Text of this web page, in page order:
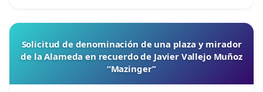
Solicitud de denominación de una plaza y mirador
de la Alameda en recuerdo de Javier Vallejo Muñoz
“Mazinger”